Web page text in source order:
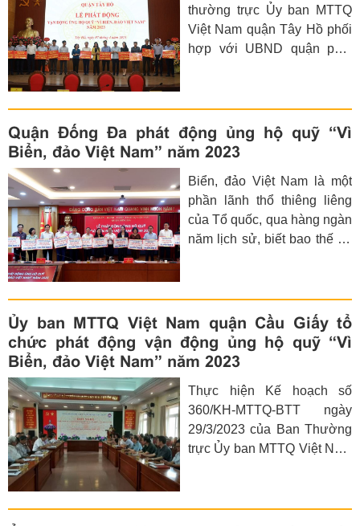
thường trực Ủy ban MTTQ
Việt Nam quận Tây Hồ phối
hợp với UBND quận phát
trên địa bàn quận Tây Hồ
năm 2023.
Quận Đống Đa phát động ủng hộ quỹ “Vì
Biển, đảo Việt Nam” năm 2023
Biển, đảo Việt Nam là một
phần lãnh thổ thiêng liêng
của Tổ quốc, qua hàng ngàn
năm lịch sử, biết bao thế hệ
phát triển và bảo vệ chủ
quyền đất nước cho hiện tại
và tương lai. Tham gia xây
dựng và bảo vệ chủ quyền
vụ thiêng liêng của mỗi
người dân Việt Nam. Trong
những năm qua, với tinh
thần “Vì biển, đảo Việt Nam”,
luôn có những hoạt động
Ủy ban MTTQ Việt Nam quận Cầu Giấy tổ
chức phát động vận động ủng hộ quỹ “Vì
Biển, đảo Việt Nam” năm 2023
Thực hiện Kế hoạch số
360/KH-MTTQ-BTT ngày
29/3/2023 của Ban Thường
trực Ủy ban MTTQ Việt Nam
“Vì Biển, đảo Việt Nam” năm